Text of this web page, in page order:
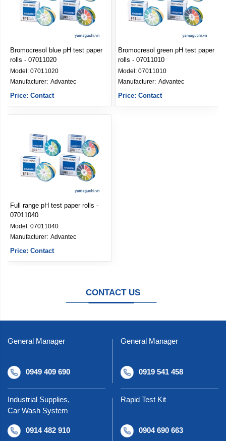
Bromocresol blue pH test paper
rolls - 07011020
Model: 07011020
Advantec
Price: Contact
Bromocresol green pH test paper
rolls - 07011010
Model: 07011010
Manufacturer: Advantec
Price: Contact
Full range pH test paper rolls -
07011040
Model: 07011040
Advantec
Price: Contact
CONTACT US
General Manager
0949 409 690
General Manager
0919 541 458
Industrial Supplies,
Car Wash System
0914 482 910
Rapid Test Kit
0904 690 663